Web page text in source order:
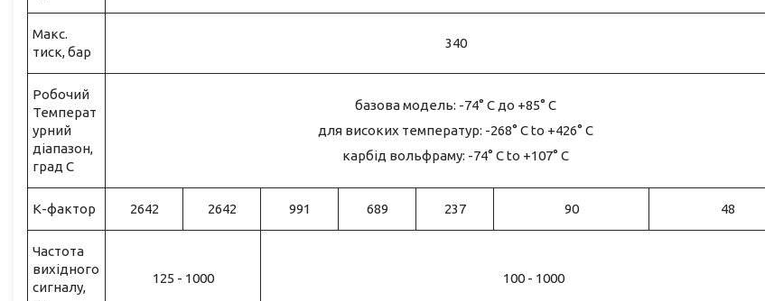
Макс.
тиск, бар
340
Робочий
Температ
урний
діапазон,
град С
базова модель: -74° C до +85° C
для високих температур: -268° C to +426° C
карбід вольфраму: -74° C to +107° C
К-фактор 2642 2642 991 689 237 90 48
Частота
вихідного
сигналу,
125 - 1000 100 - 1000